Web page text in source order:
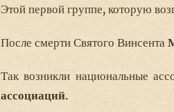
Этой первой группе, которую
После смерти Святого Винсента
Так возникли национальные
ассоциаций.